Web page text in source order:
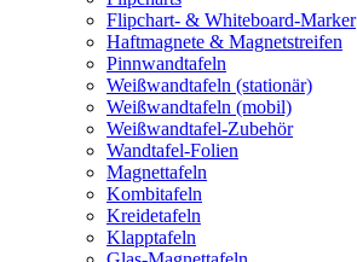
Flipchart- & Whiteboard-Marker
Haftmagnete & Magnetstreifen
Pinnwandtafeln
Weißwandtafeln (stationär)
Weißwandtafeln (mobil)
Weißwandtafel-Zubehör
Wandtafel-Folien
Magnettafeln
Kombitafeln
Kreidetafeln
Klapptafeln